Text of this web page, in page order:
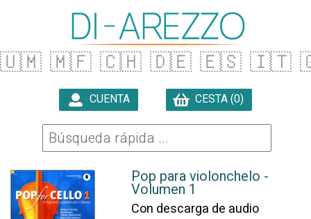
🇺🇲 🇲🇫 🇨🇭 🇩🇪 🇪🇸 🇮🇹
CUENTA CESTA (0)
Pop para violonchelo -
Volumen 1
Con descarga de audio